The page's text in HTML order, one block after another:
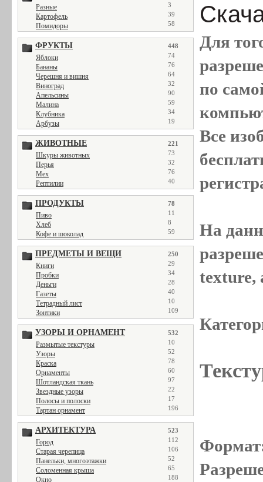
Разные 3
Картофель 39
Помидоры 58
ФРУКТЫ 448
Яблоки 74
Бананы 76
Черешня и вишня 64
Виноград 32
Апельсины 90
Малина 59
Клубника 34
Арбузы 19
ЖИВОТНЫЕ 221
Шкуры животных 73
Перья 32
Мех 76
Рептилии 40
ПРОДУКТЫ 78
Пиво 11
Хлеб 8
Кофе и шоколад 59
ПРЕДМЕТЫ И ВЕЩИ 250
Книги 29
Пробки 34
Деньги 28
Газеты 40
Тетрадный лист 10
Зонтики 109
УЗОРЫ И ОРНАМЕНТ 532
Размытые текстуры 10
Узоры 52
Краска 78
Орнаменты 60
Шотландская ткань 97
Звездные узоры 22
Полосы и полоски 17
Тартан орнамент 196
АРХИТЕКТУРА 523
Город 112
Старая черепица 106
Панельки, многоэтажки 52
Соломенная крыша 65
Окно 188
Для
по
Все
На
texture,